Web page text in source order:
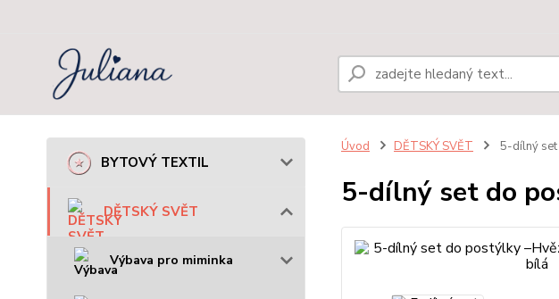
BYTOVÝ TEXTIL
DĚTSKÝ SVĚT
Výbava pro miminka
Úvod DĚTSKÝ SVĚT 5-dílný set
5-dílný set do